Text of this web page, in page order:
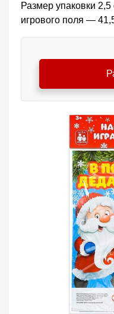
Размер упаковки
игрового поля —